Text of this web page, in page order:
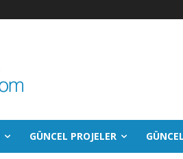
GÜNCEL PROJELER